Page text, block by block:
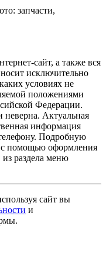
запчасти,
сайт, а также вся
исключительно
условиях не
положениями
Федерации.
Актуальная
информация
Подробную
помощью оформления
раздела меню
сайт вы
и